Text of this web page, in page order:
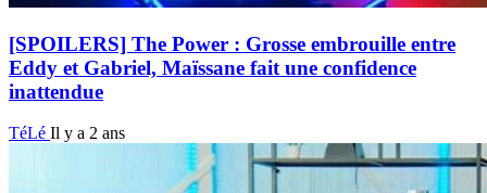
[SPOILERS] The Power : Grosse embrouille entre
Eddy et Gabriel, Maïssane fait une confidence
inattendue
TéLé Il y a 2 ans